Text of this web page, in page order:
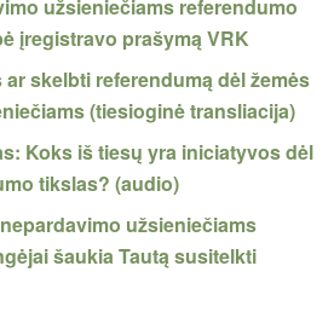
užsieniečiams referendumo
įregistravo prašymą VRK
skelbti referendumą dėl žemės
(tiesioginė transliacija)
Koks iš tiesų yra iniciatyvos dėl
tikslas? (audio)
užsieniečiams
šaukia Tautą susitelkti